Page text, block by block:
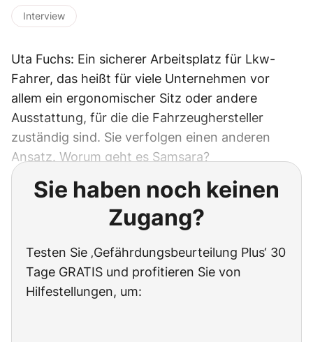
Interview
Uta Fuchs: Ein sicherer Arbeitsplatz für Lkw-
Fahrer, das heißt für viele Unternehmen vor
allem ein ergonomischer Sitz oder andere
Ausstattung, für die die Fahrzeughersteller
zuständig sind. Sie verfolgen einen anderen
Ansatz. Worum geht es Samsara?
Sie haben noch keinen
Zugang?
Testen Sie ‚Gefährdungsbeurteilung Plus‘ 30
Tage GRATIS und profitieren Sie von
Hilfestellungen, um: